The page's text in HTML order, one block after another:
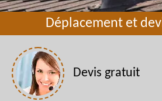
Déplacement et
Devis gratuit